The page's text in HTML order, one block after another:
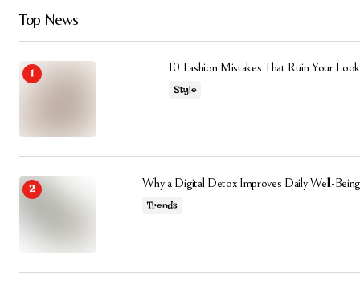
Top News
10 Fashion Mistakes That Ruin Your Look
Style
Why a Digital Detox Improves Daily Well-Being
Trends